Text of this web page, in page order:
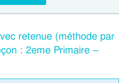
retenue (méthode par
: 2eme Primaire –